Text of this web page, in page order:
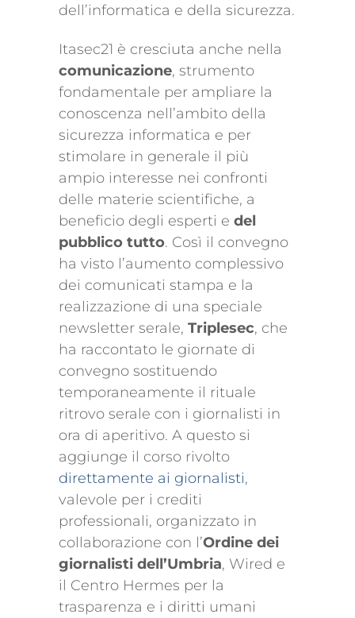
dell’informatica e della sicurezza.
Itasec21 è cresciuta anche nella
comunicazione, strumento
fondamentale per ampliare la
conoscenza nell’ambito della
sicurezza informatica e per
stimolare in generale il più
ampio interesse nei confronti
delle materie scientifiche, a
beneficio degli esperti e del
pubblico tutto. Così il convegno
ha visto l’aumento complessivo
dei comunicati stampa e la
realizzazione di una speciale
newsletter serale, Triplesec, che
ha raccontato le giornate di
convegno sostituendo
temporaneamente il rituale
ritrovo serale con i giornalisti in
ora di aperitivo. A questo si
aggiunge il corso rivolto
direttamente ai giornalisti,
valevole per i crediti
professionali, organizzato in
collaborazione con l’Ordine dei
giornalisti dell’Umbria, Wired e
il Centro Hermes per la
trasparenza e i diritti umani